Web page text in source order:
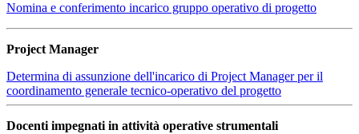
Nomina e conferimento incarico gruppo operativo di progetto
Project Manager
Determina di assunzione dell'incarico di Project Manager per il
coordinamento generale tecnico-operativo del progetto
Docenti impegnati in attività operative strumentali